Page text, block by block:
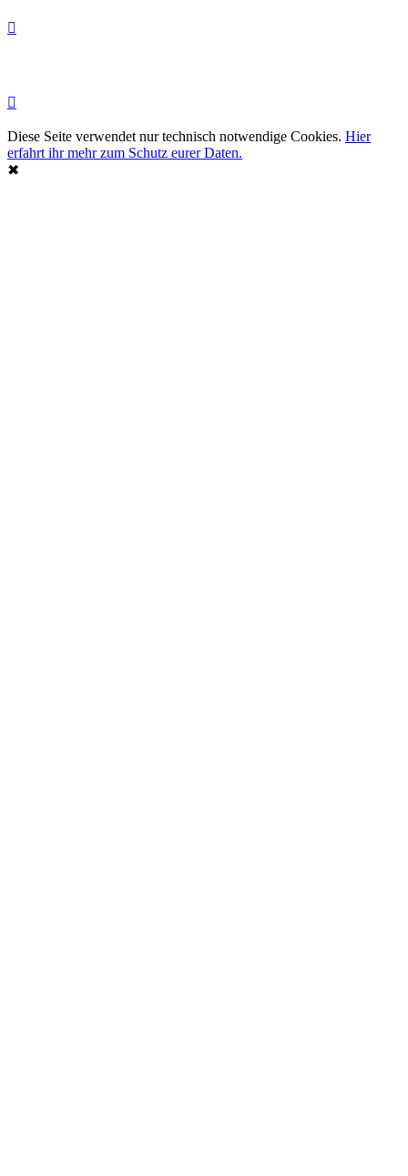
Diese Seite verwendet nur technisch notwendige Cookies. Hier
erfahrt ihr mehr zum Schutz eurer Daten.
✖